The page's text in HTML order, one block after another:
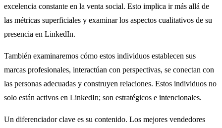
excelencia constante en la venta social. Esto implica ir más allá de
las métricas superficiales y examinar los aspectos cualitativos de su
presencia en LinkedIn.
También examinaremos cómo estos individuos establecen sus
marcas profesionales, interactúan con perspectivas, se conectan con
las personas adecuadas y construyen relaciones. Estos individuos no
solo están activos en LinkedIn; son estratégicos e intencionales.
Un diferenciador clave es su contenido. Los mejores vendedores